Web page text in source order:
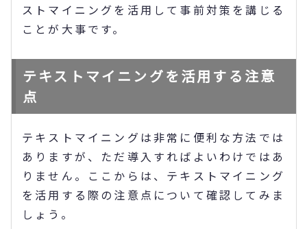
ストマイニングを活用して事前対策を講じる
ことが大事です。
テキストマイニングを活用する注意
点
テキストマイニングは非常に便利な方法では
ありますが、ただ導入すればよいわけではあ
りません。ここからは、テキストマイニング
を活用する際の注意点について確認してみま
しょう。